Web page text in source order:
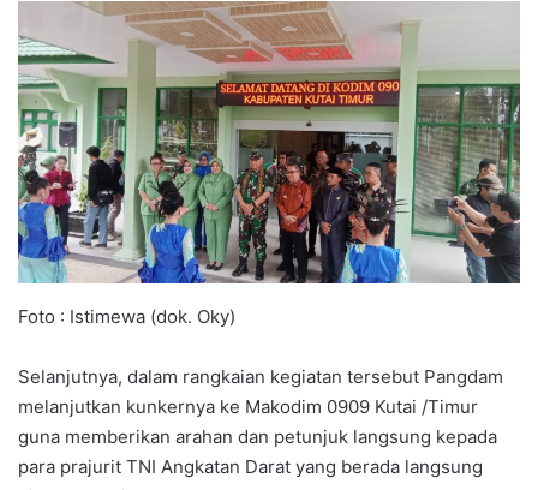
Foto : Istimewa (dok. Oky)
Selanjutnya, dalam rangkaian kegiatan tersebut Pangdam
melanjutkan kunkernya ke Makodim 0909 Kutai /Timur
guna memberikan arahan dan petunjuk langsung kepada
para prajurit TNI Angkatan Darat yang berada langsung